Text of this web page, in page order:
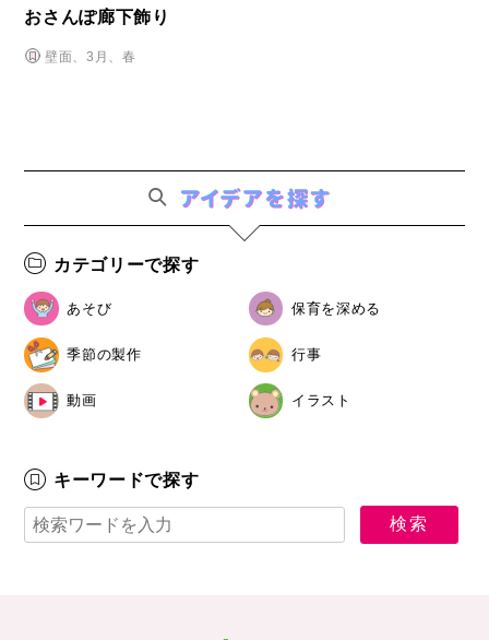
おさんぽ廊下飾り
壁面、3月、春
カテゴリーで探す
あそび 保育を深める
季節の製作 行事
動画 イラスト
キーワードで探す